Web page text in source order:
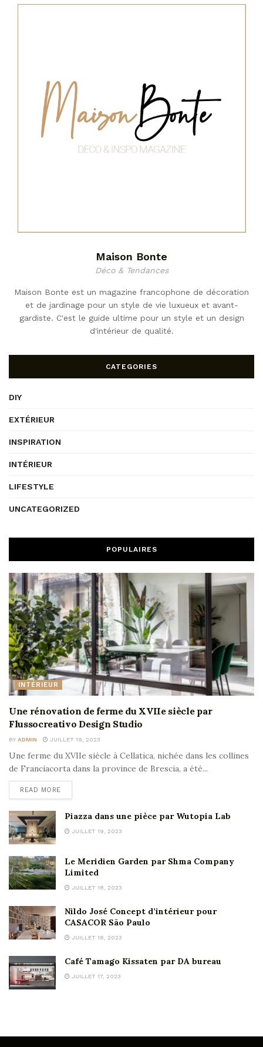
Maison Bonte
Déco & Tendances
Maison Bonte est un magazine francophone de décoration
et de jardinage pour un style de vie luxueux et avant-
gardiste. C'est le guide ultime pour un style et un design
d'intérieur de qualité.
CATEGORIES
DIY
EXTÉRIEUR
INSPIRATION
INTÉRIEUR
LIFESTYLE
UNCATEGORIZED
POPULAIRES
INTÉRIEUR
Une rénovation de ferme du XVIIe siècle par
Flussocreativo Design Studio
BY ADMIN JUILLET 19, 2023
Une ferme du XVIIe siècle à Cellatica, nichée dans les collines
de Franciacorta dans la province de Brescia, a été...
READ MORE
Piazza dans une pièce par Wutopia Lab
JUILLET 19, 2023
Le Meridien Garden par Shma Company
Limited
JUILLET 18, 2023
Nildo José Concept d’intérieur pour
CASACOR São Paulo
JUILLET 18, 2023
Café Tamago Kissaten par DA bureau
JUILLET 17, 2023